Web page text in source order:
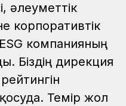
әлеуметтік
корпоративтік
компанияның
Біздің дирекция
Темір жол